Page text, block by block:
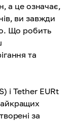
а це означає,
ви завжди
Що робить
та
і Tether EURt
за